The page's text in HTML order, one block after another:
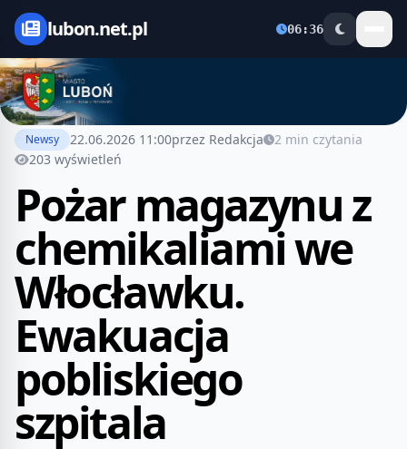
lubon.net.pl 06:36
Newsy 22.06.2026 11:00przez Redakcja
2 min czytania
203 wyświetleń
Pożar magazynu z
chemikaliami we
Włocławku.
Ewakuacja
pobliskiego
szpitala